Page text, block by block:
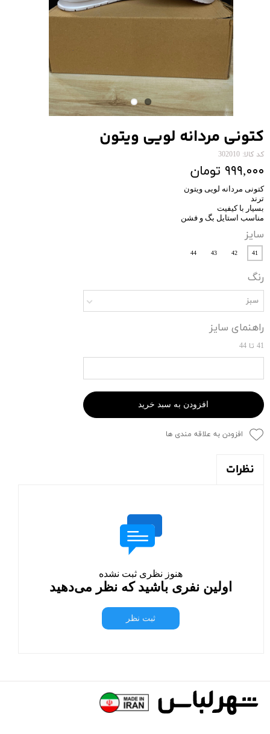
کتونی مردانه لویی ویتون
کد کالا: 302010
۹۹۹,۰۰۰ تومان
کتونی مردانه لویی ویتون
ترند
بسیار با کیفیت
مناسب استایل بگ و فشن
سایز
41
42
43
44
رنگ
سبز
راهنمای سایز
41 تا 44
افزودن به سبد خرید
افزودن به علاقه مندی ها
نظرات
هنوز نظری ثبت نشده
اولین نفری باشید که نظر می‌دهید
ثبت نظر